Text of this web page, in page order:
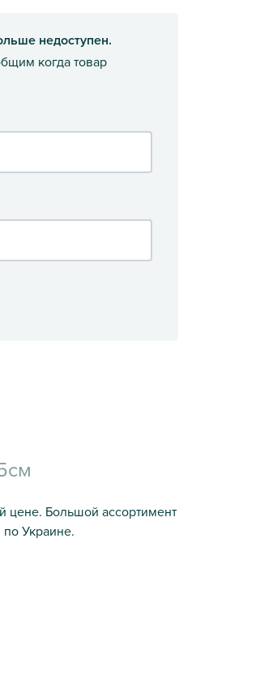
недоступен.
когда товар
цене. Большой ассортимент
по Украине.